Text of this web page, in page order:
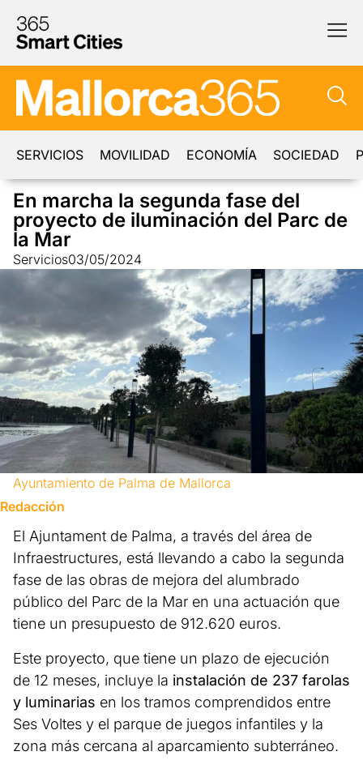
SERVICIOS MOVILIDAD ECONOMÍA SOCIEDAD
En marcha la segunda fase del
proyecto de iluminación del Parc de
la Mar
Servicios03/05/2024
Ayuntamiento de Palma de Mallorca
Redacción
El Ajuntament de Palma, a través del área de
Infraestructures, está llevando a cabo la segunda
fase de las obras de mejora del alumbrado
público del Parc de la Mar en una actuación que
tiene un presupuesto de 912.620 euros.
Este proyecto, que tiene un plazo de ejecución
de 12 meses, incluye la instalación de 237 farolas
y luminarias en los tramos comprendidos entre
Ses Voltes y el parque de juegos infantiles y la
zona más cercana al aparcamiento subterráneo.